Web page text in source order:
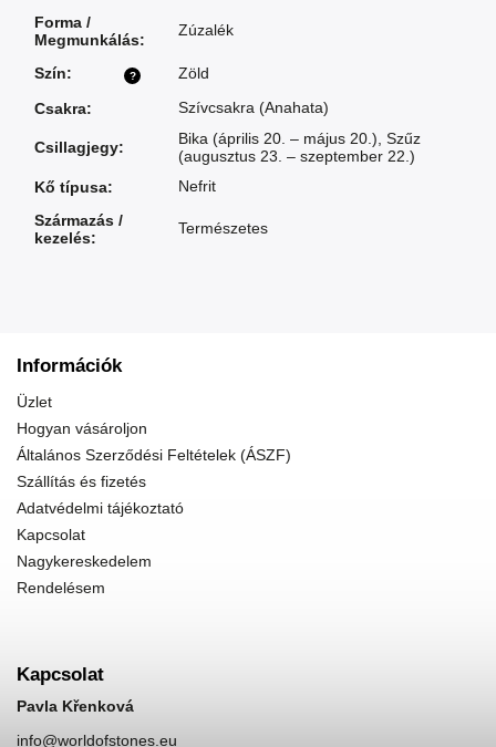
Forma /
Megmunkálás:
Zúzalék
?
Szín:
Zöld
Csakra: Szívcsakra (Anahata)
Csillagjegy: Bika (április 20. – május 20.) Szűz
(augusztus 23. – szeptember 22.)
Kő típusa:
Nefrit
Származás /
kezelés:
Természetes
Információk
Üzlet
Hogyan vásároljon
Általános Szerződési Feltételek (ÁSZF)
Szállítás és fizetés
Adatvédelmi tájékoztató
Kapcsolat
Nagykereskedelem
Rendelésem
Kapcsolat
Pavla Křenková
info@worldofstones.eu